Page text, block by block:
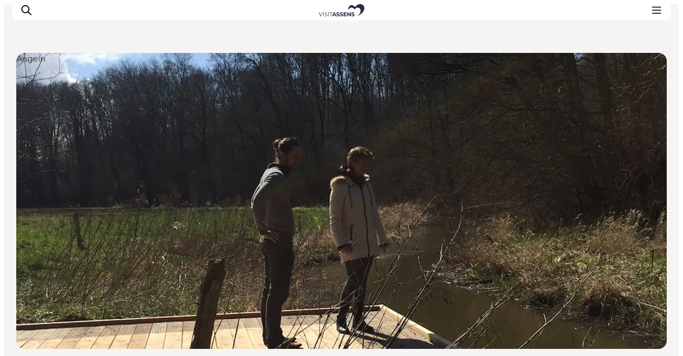
Unterkünfte
Erlebnisse
Essen & trinken
Veranstaltungen
Öffnungszeiten
Angeln